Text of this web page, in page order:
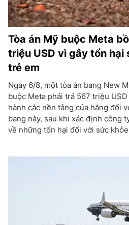
Tòa án Mỹ buộc Meta
triệu USD vì gây tổn
trẻ em
Ngày 6/8, một tòa án bang New
buộc Meta phải trả 567 triệu
hành các nền tảng của hãng đối
bang này, sau khi xác định công
về những tổn hại đối với sức